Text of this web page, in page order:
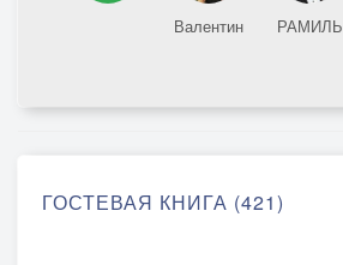
Валентин РАМИЛЬ
ГОСТЕВАЯ КНИГА (421)